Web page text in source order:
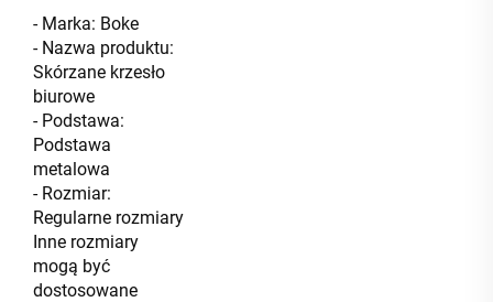
- Marka: Boke
- Nazwa produktu:
Skórzane krzesło
biurowe
- Podstawa:
Podstawa
metalowa
- Rozmiar:
Regularne rozmiary
Inne rozmiary
mogą być
dostosowane